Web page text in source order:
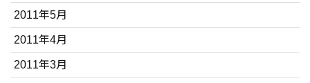
2011年5月
2011年4月
2011年3月